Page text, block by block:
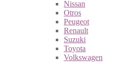
Nissan
Otros
Peugeot
Renault
Suzuki
Toyota
Volkswagen